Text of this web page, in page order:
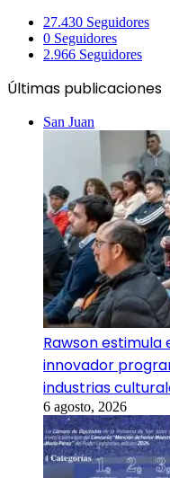
27.430 Seguidores
0 Seguidores
2.966 Seguidores
Últimas publicaciones
San Juan
Rawson estimula
innovador
industrias
6 agosto, 2026